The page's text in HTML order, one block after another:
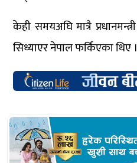
केही समयअघि मात्रै
सिध्याएर नेपाल फर्किएका थिए ।